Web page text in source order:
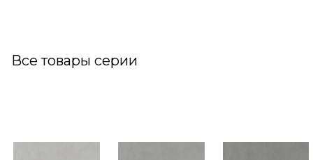
Все товары серии